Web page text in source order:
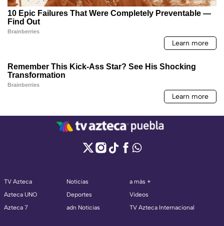
TV Azteca
Azteca UNO
Azteca 7
Noticias
Deportes
adn Noticias
a más +
Videos
TV Azteca Internacional